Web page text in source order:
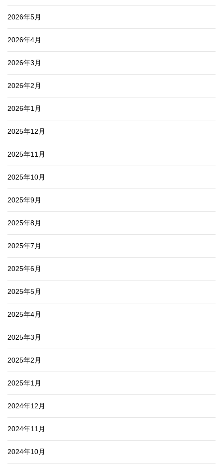
2026年5月
2026年4月
2026年3月
2026年2月
2026年1月
2025年12月
2025年11月
2025年10月
2025年9月
2025年8月
2025年7月
2025年6月
2025年5月
2025年4月
2025年3月
2025年2月
2025年1月
2024年12月
2024年11月
2024年10月